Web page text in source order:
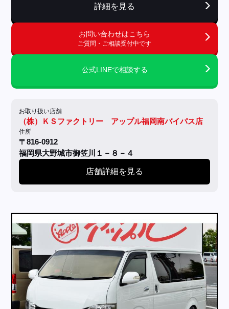
詳細を見る
お問い合わせはこちら
ご質問・ご相談受付中です
公式LINEで相談する
お取り扱い店舗
（株）ＫＳファクトリー アップル福岡南バイパス店
住所
〒816-0912
福岡県大野城市御笠川１－８－４
店舗詳細を見る